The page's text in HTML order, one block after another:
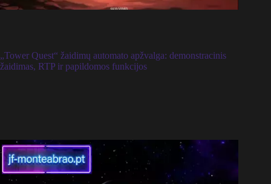
„Tower Quest“ žaidimų automato apžvalga: demonstracinis
žaidimas, RTP ir papildomos funkcijos